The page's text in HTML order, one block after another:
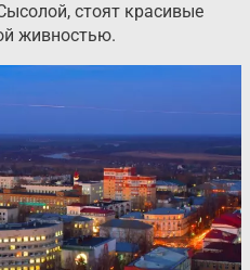
стоят красивые
живностью.